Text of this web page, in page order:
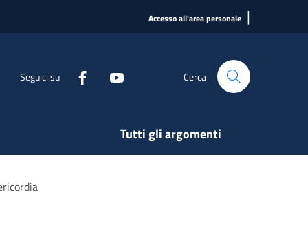
Accesso all'area personale |
Seguici su Cerca
Tutti gli argomenti